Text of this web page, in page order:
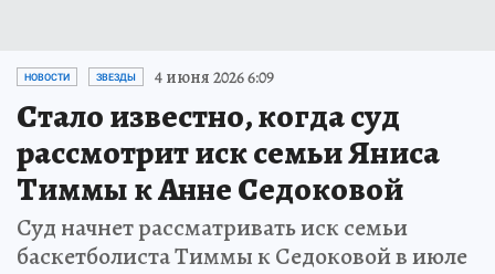
НОВОСТИ ЗВЕЗДЫ 4 июня 2026 6:09
Стало известно, когда суд
рассмотрит иск семьи Яниса
Тиммы к Анне Седоковой
Суд начнет рассматривать иск семьи
баскетболиста Тиммы к Седоковой в июле